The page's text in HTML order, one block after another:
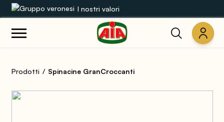
I nostri valori
Ricette
Prodotti Spinacine GranCroccanti